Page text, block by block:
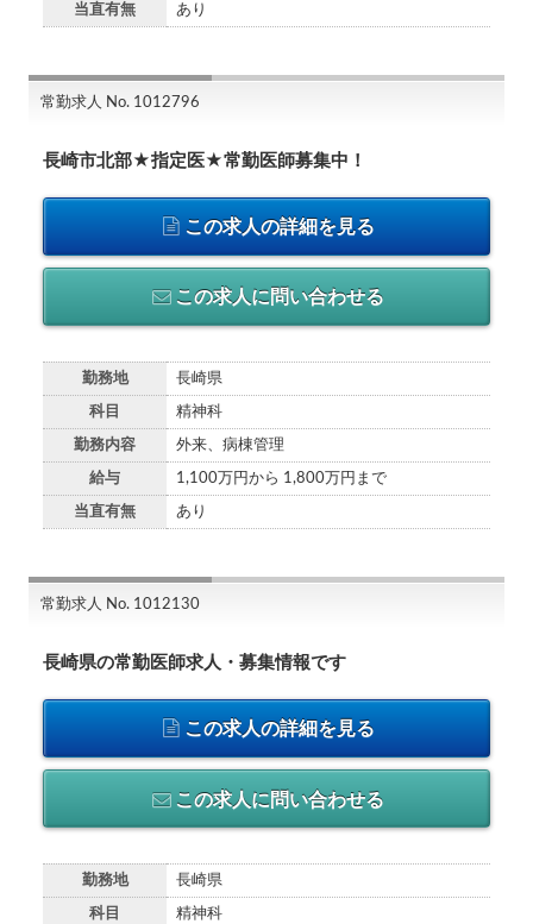
当直有無 あり
常勤求人 No. 1012796
長崎市北部★指定医★常勤医師募集中！
この求人の詳細を見る
この求人に問い合わせる
勤務地 長崎県
科目 精神科
勤務内容 外来、病棟管理
給与 1,100万円から 1,800万円まで
当直有無 あり
常勤求人 No. 1012130
長崎県の常勤医師求人・募集情報です
この求人の詳細を見る
この求人に問い合わせる
勤務地 長崎県
科目 精神科